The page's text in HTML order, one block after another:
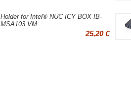
Holder for Intel® NUC ICY BOX IB-
MSA103 VM
25,20 €